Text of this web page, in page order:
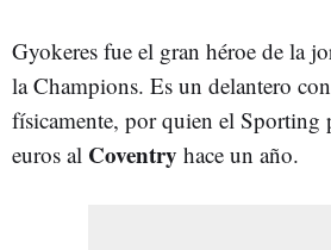
Gyokeres fue el gran héroe de la
la Champions. Es un delantero
físicamente, por quien el Sporting
euros al Coventry hace un año.